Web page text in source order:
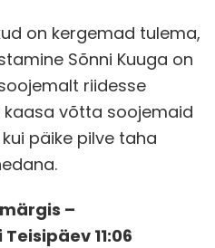
on kergemad tulema,
Sõnni Kuuga on
riidesse
kaasa võtta soojemaid
päike pilve taha
–
11:06